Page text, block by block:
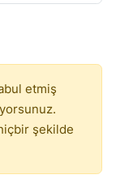
etmiş
şekilde